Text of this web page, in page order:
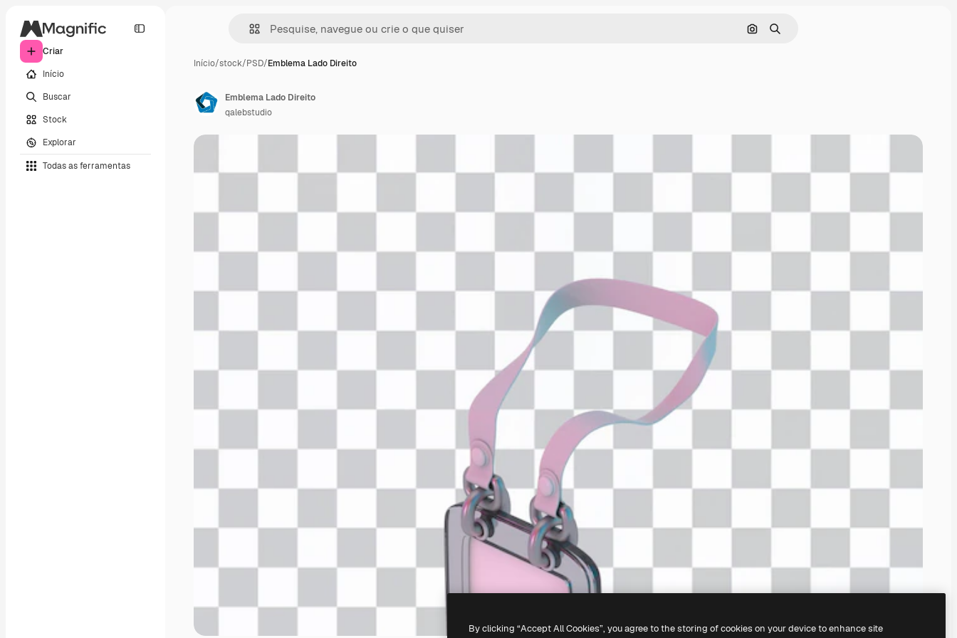
Criar
Início
Buscar
Stock
Explorar
Todas as ferramentas
Pesquisar por imagem
Buscar
Início/stock/PSD/Emblema Lado Direito
Emblema Lado Direito
qalebstudio
By clicking “Accept All Cookies”, you agree to the storing of cookies on your device to enhance site